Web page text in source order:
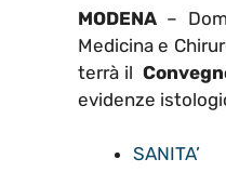
MODENA –
Medicina e
terrà il
evidenze
SANITA’